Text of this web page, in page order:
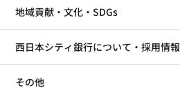
地域貢献・文化・SDGs
西日本シティ銀行について・採用情報
その他